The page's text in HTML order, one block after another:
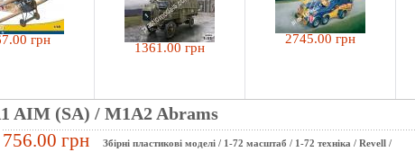
грн
1361.00 грн
2745.00 грн
AIM (SA) / M1A2 Abrams
756.00 грн Збірні пластикові моделі / 1-72 масштаб / 1-72 техніка / Revell /